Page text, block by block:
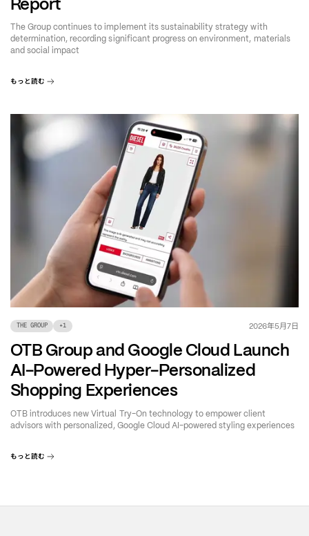
The Group continues to implement its sustainability strategy with
determination, recording significant progress on environment, materials
and social impact
もっと読む
THE GROUP +1 2026年5月7日
OTB Group and Google Cloud Launch
AI-Powered Hyper-Personalized
Shopping Experiences
OTB introduces new Virtual Try-On technology to empower client
advisors with personalized, Google Cloud AI-powered styling experiences
もっと読む